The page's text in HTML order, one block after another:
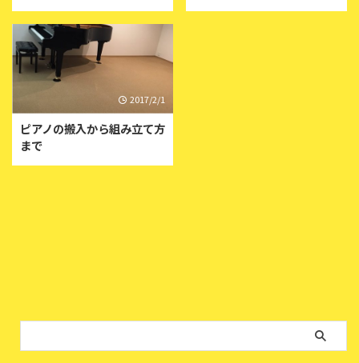
2017/2/1
ピアノの搬入から組み立て方
まで